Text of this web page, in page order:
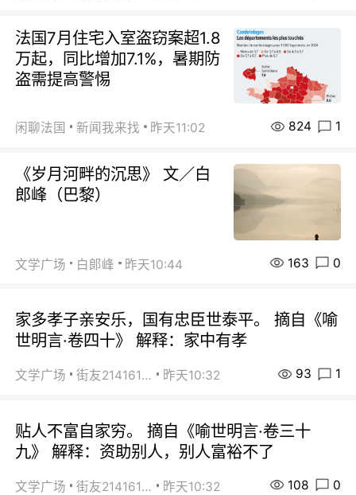
法国7月住宅入室盗窃案超1.8
万起，同比增加7.1%，暑期防
盗需提高警惕
闲聊法国 新闻我来找 昨天11:02 824 1
《岁月河畔的沉思》 文／白
郎峰（巴黎）
文学广场 白郞峰 昨天10:44 163 0
家多孝子亲安乐，国有忠臣世泰平。 摘自《喻
世明言·卷四十》 解释：家中有孝
文学广场 街友21416156 昨天10:32 93 1
贴人不富自家穷。 摘自《喻世明言·卷三十
九》 解释：资助别人，别人富裕不了
文学广场 街友21416156 昨天10:32 108 0